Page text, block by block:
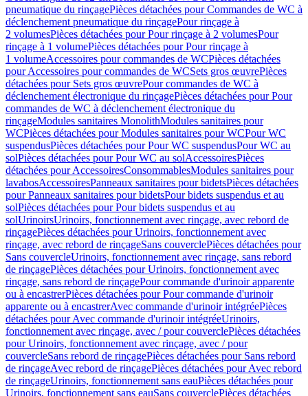
pneumatique du rinçagePièces détachées pour Commandes de WC à
déclenchement pneumatique du rinçagePour rinçage à
2 volumesPièces détachées pour Pour rinçage à 2 volumesPour
rinçage à 1 volumePièces détachées pour Pour rinçage à
1 volumeAccessoires pour commandes de WCPièces détachées
pour Accessoires pour commandes de WCSets gros œuvrePièces
détachées pour Sets gros œuvrePour commandes de WC à
déclenchement électronique du rinçagePièces détachées pour Pour
commandes de WC à déclenchement électronique du
rinçageModules sanitaires MonolithModules sanitaires pour
WCPièces détachées pour Modules sanitaires pour WCPour WC
suspendusPièces détachées pour Pour WC suspendusPour WC au
solPièces détachées pour Pour WC au solAccessoiresPièces
détachées pour AccessoiresConsommablesModules sanitaires pour
lavabosAccessoiresPanneaux sanitaires pour bidetsPièces détachées
pour Panneaux sanitaires pour bidetsPour bidets suspendus et au
solPièces détachées pour Pour bidets suspendus et au
solUrinoirsUrinoirs, fonctionnement avec rinçage, avec rebord de
rinçagePièces détachées pour Urinoirs, fonctionnement avec
rinçage, avec rebord de rinçageSans couverclePièces détachées pour
Sans couvercleUrinoirs, fonctionnement avec rinçage, sans rebord
de rinçagePièces détachées pour Urinoirs, fonctionnement avec
rinçage, sans rebord de rinçagePour commande d'urinoir apparente
ou à encastrerPièces détachées pour Pour commande d'urinoir
apparente ou à encastrerAvec commande d'urinoir intégréePièces
détachées pour Avec commande d'urinoir intégréeUrinoirs,
fonctionnement avec rinçage, avec / pour couverclePièces détachées
pour Urinoirs, fonctionnement avec rinçage, avec / pour
couvercleSans rebord de rinçagePièces détachées pour Sans rebord
de rinçageAvec rebord de rinçagePièces détachées pour Avec rebord
de rinçageUrinoirs, fonctionnement sans eauPièces détachées pour
Urinoirs, fonctionnement sans eauSans couverclePièces détachées